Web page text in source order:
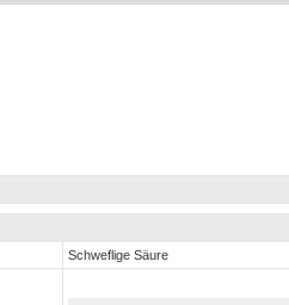
Schweflige Säure